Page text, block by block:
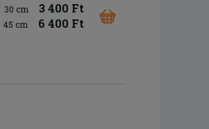
30 cm 3 400 Ft
45 cm 6 400 Ft